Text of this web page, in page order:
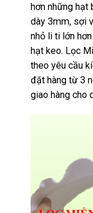
hơn những hạt
dày 3mm, sợi
nhỏ li ti lớn
hạt keo. Lọc
theo yêu cầu
đặt hàng từ 3
giao hàng cho